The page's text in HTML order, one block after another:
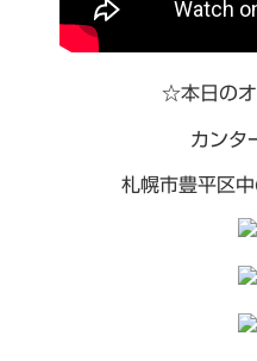
☆本日の
カンタ
札幌市豊平区